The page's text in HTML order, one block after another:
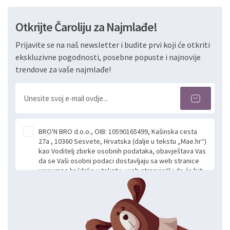
Otkrijte Čaroliju za Najmlađe!
Prijavite se na naš newsletter i budite prvi koji će otkriti
ekskluzivne pogodnosti, posebne popuste i najnovije
trendove za vaše najmlađe!
BRO'N BRO d.o.o., OIB: 10590165499, Kašinska cesta
27a , 10360 Sesvete, Hrvatska (dalje u tekstu „Mae.hr“)
kao Voditelj zbirke osobnih podataka, obavještava Vas
da se Vaši osobni podaci dostavljaju sa web stranice
www.mae.hr (dalje u tekstu „web stranice“) i da će biti
obrađeni. Prihvaćanjem ove Izjave smatra se da
slobodno i izričito dajete privolu za prikupljanje i daljnju
obradu Vaših osobnih podataka koje ustupate Mae.hr
putem ovih web stranica u svrhu odgovora i daljnje
komunikacije na Vaš upit poslan kroz kontakt obrazac.